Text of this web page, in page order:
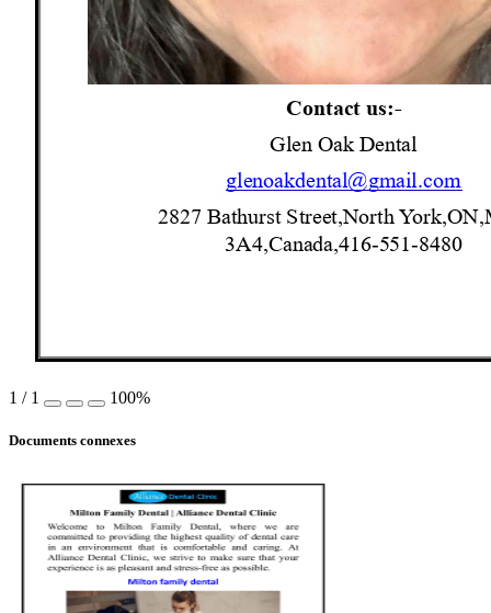
Contact us:-
Glen Oak Dental
glenoakdental@gmail.com
2827 Bathurst Street,North Y
3A4,Canada,416-551-8480
1 / 1 100%
Documents connexes